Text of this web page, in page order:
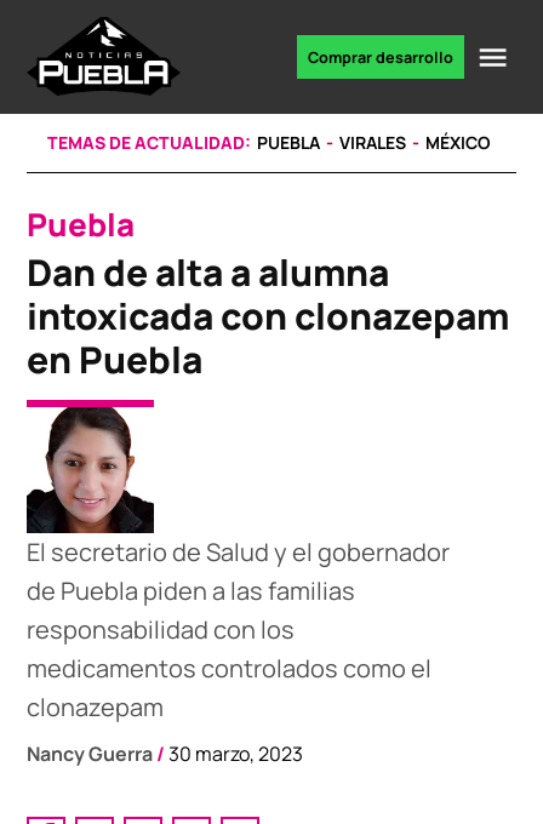
content
noticias
Comprar desarrollo
TEMAS DE ACTUALIDAD: PUEBLA VIRALES MÉXICO
POSTED
IN
Puebla
Dan de alta a alumna
intoxicada con clonazepam
en Puebla
El secretario de Salud y el gobernador
de Puebla piden a las familias
responsabilidad con los
medicamentos controlados como el
clonazepam
Nancy Guerra/ 30 marzo, 2023